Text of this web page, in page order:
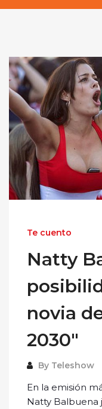
Te cuento
Natty
novia
2030"
By Teleshow
En la emisión
Natty Balbuena